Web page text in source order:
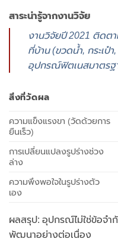
สาระน่ารู้จากงานวิจัย
งานวิจัยปี 2021 ติด
ที่บ้าน (ขวดน้ำ, กระเป๋
อุปกรณ์ฟิตเนสมาตรฐ
สิ่งที่วัดผล
ความแข็งแรงขา (วัดด้วยการ
ยืนเร็ว)
การเปลี่ยนแปลงรูปร่างช่วง
ล่าง
ความพึงพอใจในรูปร่างตัว
เอง
ผลสรุป: อุปกรณ์ไม่ใช่ข้อจำ
พัฒนาอย่างต่อเนื่อง